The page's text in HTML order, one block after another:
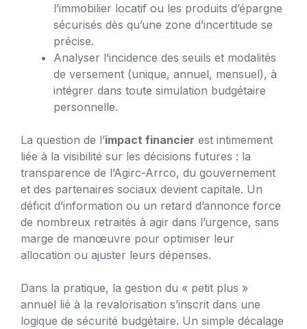
l’immobilier locatif ou les produits d’épargne
sécurisés dès qu’une zone d’incertitude se
précise.
Analyser l’incidence des seuils et modalités
de versement (unique, annuel, mensuel), à
intégrer dans toute simulation budgétaire
personnelle.
La question de l’impact financier est intimement
liée à la visibilité sur les décisions futures : la
transparence de l’Agirc-Arrco, du gouvernement
et des partenaires sociaux devient capitale. Un
déficit d’information ou un retard d’annonce force
de nombreux retraités à agir dans l’urgence, sans
marge de manœuvre pour optimiser leur
allocation ou ajuster leurs dépenses.
Dans la pratique, la gestion du « petit plus »
annuel lié à la revalorisation s’inscrit dans une
logique de sécurité budgétaire. Un simple décalage